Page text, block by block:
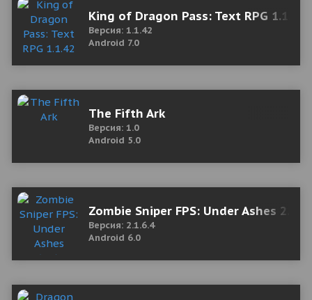
King of Dragon Pass: Text RPG
Версия: 1.1.42
Android 7.0
The Fifth Ark
Версия: 1.0
Android 5.0
Zombie Sniper FPS: Under Ashes
Версия: 2.1.6.4
Android 6.0